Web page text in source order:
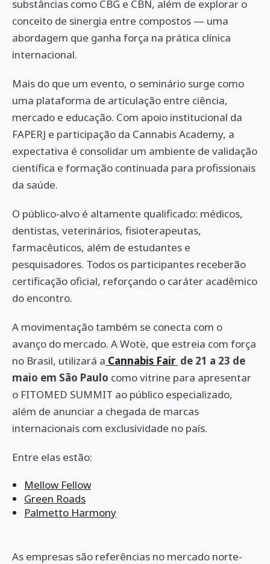
substâncias como CBG e CBN, além de explorar o
conceito de sinergia entre compostos — uma
abordagem que ganha força na prática clínica
internacional.
Mais do que um evento, o seminário surge como
uma plataforma de articulação entre ciência,
mercado e educação. Com apoio institucional da
FAPERJ e participação da Cannabis Academy, a
expectativa é consolidar um ambiente de validação
científica e formação continuada para profissionais
da saúde.
O público-alvo é altamente qualificado: médicos,
dentistas, veterinários, fisioterapeutas,
farmacêuticos, além de estudantes e
pesquisadores. Todos os participantes receberão
certificação oficial, reforçando o caráter acadêmico
do encontro.
A movimentação também se conecta com o
avanço do mercado. A Wotë, que estreia com força
no Brasil, utilizará a Cannabis Fair de 21 a 23 de
maio em São Paulo como vitrine para apresentar
o FITOMED SUMMIT ao público especializado,
além de anunciar a chegada de marcas
internacionais com exclusividade no país.
Entre elas estão:
Mellow Fellow
Green Roads
Palmetto Harmony
As empresas são referências no mercado norte-